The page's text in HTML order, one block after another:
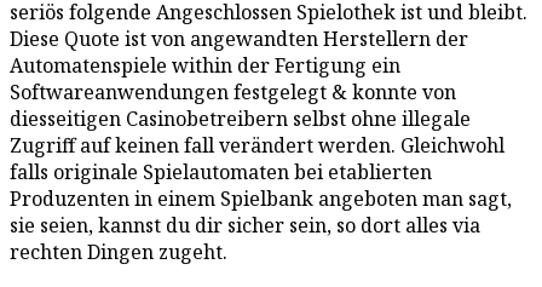
seriös folgende Angeschlossen Spielothek ist und bleibt.
Diese Quote ist von angewandten Herstellern der
Automatenspiele within der Fertigung ein
Softwareanwendungen festgelegt & konnte von
diesseitigen Casinobetreibern selbst ohne illegale
Zugriff auf keinen fall verändert werden. Gleichwohl
falls originale Spielautomaten bei etablierten
Produzenten in einem Spielbank angeboten man sagt,
sie seien, kannst du dir sicher sein, so dort alles via
rechten Dingen zugeht.